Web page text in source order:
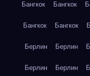
Бангкок Бангкок
Бангкок Бангкок
Берлин Берлин
Берлин Берлин